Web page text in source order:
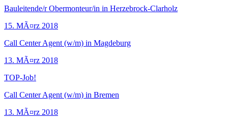
Bauleitende/r Obermonteur/in in Herzebrock-Clarholz
15. MÃ¤rz 2018
Call Center Agent (w/m) in Magdeburg
13. MÃ¤rz 2018
TOP-Job!
Call Center Agent (w/m) in Bremen
13. MÃ¤rz 2018